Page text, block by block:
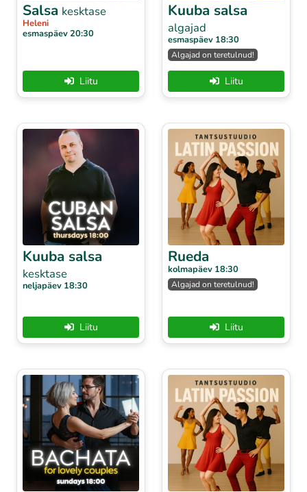
Salsa kesktase
Heleni
esmaspäev 20:30
Liitu
Kuuba salsa
algajad
esmaspäev 18:30
Algajad on teretulnud!
Liitu
Kuuba salsa
kesktase
neljapäev 18:30
Liitu
Rueda
kolmapäev 18:30
Algajad on teretulnud!
Liitu